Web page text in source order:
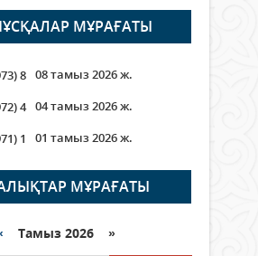
облысы
20
көрерменнің
қамтамасыз етті
ж.
АРҚЫЛЫ ҚАЛАЙ
ж. 279
Казахстана,
МҰРАҒАТЫ
8 08 тамыз 2026 ж.
4 04 тамыз 2026 ж.
1
01 тамыз 2026 ж.
МҰРАҒАТЫ
Тамыз 2026 »